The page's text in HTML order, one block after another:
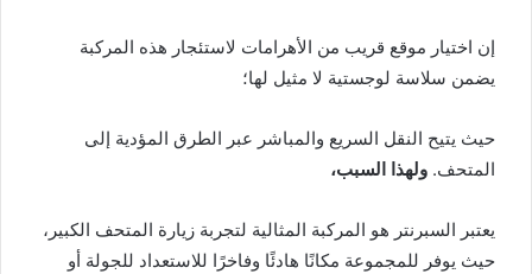
إن اختيار موقع قريب من الأهرامات لاستئجار هذه المركبة
يضمن سلاسة لوجستية لا مثيل لها؛
حيث يتيح النقل السريع والمباشر عبر الطرق المؤدية إلى
المتحف. ولهذا السبب،
يعتبر السبرنتر هو المركبة المثالية لتجربة زيارة المتحف الكبير،
حيث يوفر للمجموعة مكانًا هادئًا وفاخرًا للاستعداد للجولة أو